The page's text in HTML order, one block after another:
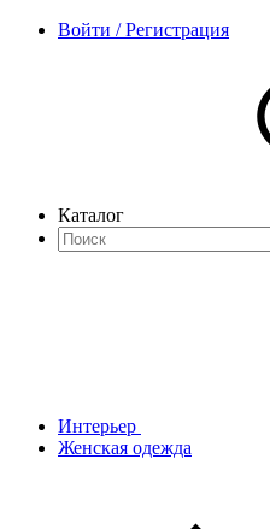
Войти / Регистрация
Каталог
Интерьер
Женская одежда